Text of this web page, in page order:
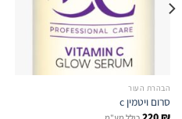
הבהרת העור
סרום ויטמין c